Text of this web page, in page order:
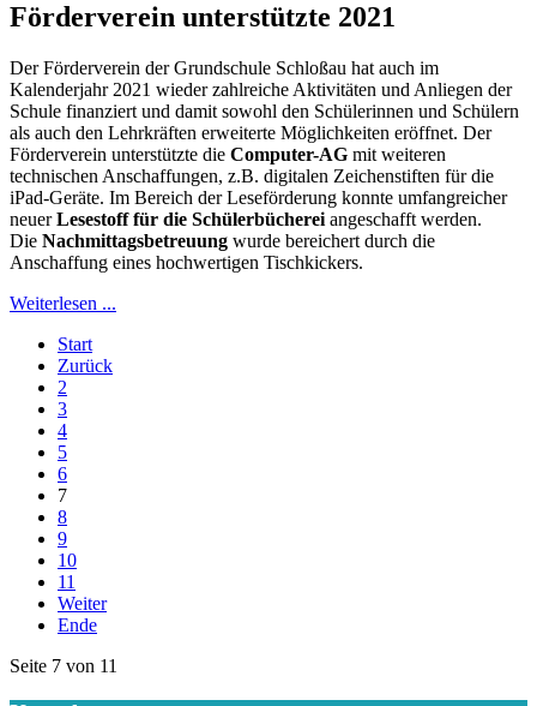
Förderverein unterstützte 2021
Der Förderverein der Grundschule Schloßau hat auch im
Kalenderjahr 2021 wieder zahlreiche Aktivitäten und Anliegen der
Schule finanziert und damit sowohl den Schülerinnen und Schülern
als auch den Lehrkräften erweiterte Möglichkeiten eröffnet. Der
Förderverein unterstützte die Computer-AG mit weiteren
technischen Anschaffungen, z.B. digitalen Zeichenstiften für die
iPad-Geräte. Im Bereich der Leseförderung konnte umfangreicher
neuerLesestoff für die Schülerbücherei angeschafft werden.
Die Nachmittagsbetreuung wurde bereichert durch die
Anschaffung eines hochwertigen Tischkickers.
Weiterlesen ...
Start
Zurück
2
3
4
5
6
7
8
9
10
11
Weiter
Ende
Seite 7 von 11